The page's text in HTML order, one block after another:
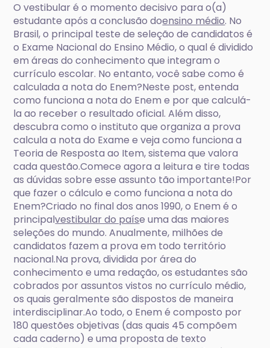
O vestibular é o momento decisivo para o(a)
estudante após a conclusão doensino médio. No
Brasil, o principal teste de seleção de candidatos é
o Exame Nacional do Ensino Médio, o qual é dividido
em áreas do conhecimento que integram o
currículo escolar. No entanto, você sabe como é
calculada a nota do Enem?Neste post, entenda
como funciona a nota do Enem e por que calculá-
la ao receber o resultado oficial. Além disso,
descubra como o instituto que organiza a prova
calcula a nota do Exame e veja como funciona a
Teoria de Resposta ao Item, sistema que valora
cada questão.Comece agora a leitura e tire todas
as dúvidas sobre esse assunto tão importante!Por
que fazer o cálculo e como funciona a nota do
Enem?Criado no final dos anos 1990, o Enem é o
principalvestibular do paíse uma das maiores
seleções do mundo. Anualmente, milhões de
candidatos fazem a prova em todo território
nacional.Na prova, dividida por área do
conhecimento e uma redação, os estudantes são
cobrados por assuntos vistos no currículo médio,
os quais geralmente são dispostos de maneira
interdisciplinar.Ao todo, o Enem é composto por
180 questões objetivas (das quais 45 compõem
cada caderno) e uma proposta de texto